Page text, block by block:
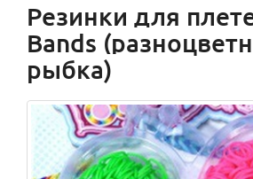
Резинки для
Bands
рыбка)